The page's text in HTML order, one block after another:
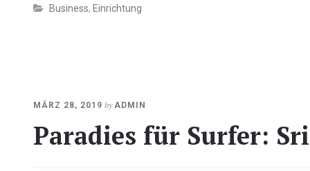
Business, Einrichtung
MÄRZ 28, 2019 OKTOBER
2020
by ADMIN
Paradies für Surfer: